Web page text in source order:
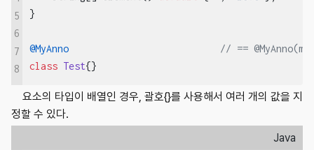
5
6
7
8
}
@MyAnno
// ==
class Test{}
요소의 타입이 배열인 경우, 괄호{}를 사용해서 여러 개의 값을 지
정할 수 있다.
Java